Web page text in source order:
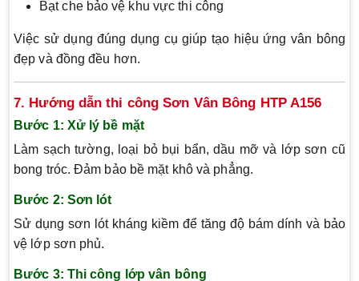
Bạt che bảo vệ khu vực thi công
Việc sử dụng đúng dụng cụ giúp tạo hiệu ứng vân bông
đẹp và đồng đều hơn.
7. Hướng dẫn thi công Sơn Vân Bông HTP A156
Bước 1: Xử lý bề mặt
Làm sạch tường, loại bỏ bụi bẩn, dầu mỡ và lớp sơn cũ
bong tróc. Đảm bảo bề mặt khô và phẳng.
Bước 2: Sơn lót
Sử dụng sơn lót kháng kiềm để tăng độ bám dính và bảo
vệ lớp sơn phủ.
Bước 3: Thi công lớp vân bông